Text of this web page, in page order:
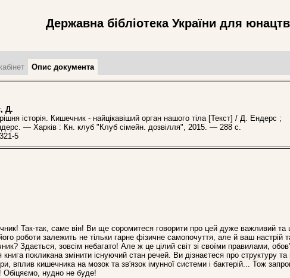
Державна бібліотека України для
Опис документа
Д.
історія. Кишечник - найцікавіший орган нашого тіла [Текст] / Д. Ендерс ;
— Харків : Кн. клуб "Клуб сімейн. дозвілля", 2015. — 288 с.
5
Так-так, саме він! Ви ще соромитеся говорити про цей дуже важливий та
роботи залежить не тільки гарне фізичне самопочуття, але й ваш настрій
Здається, зовсім небагато! Але ж це цілий світ зі своїми правилами,
покликана змінити існуючий стан речей. Ви дізнаєтеся про структуру та
вплив кишечника на мозок та зв'язок імунної системи і бактерій... Тож
Обіцяємо, нудно не буде!